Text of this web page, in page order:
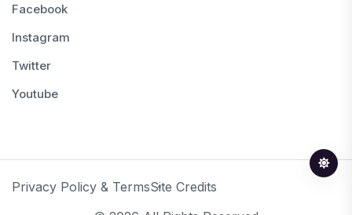
Facebook
Instagram
Twitter
Youtube
Privacy Policy & TermsSite Credits